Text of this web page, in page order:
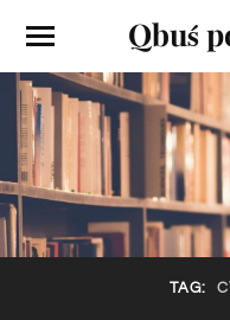
Qbuś
TAG: